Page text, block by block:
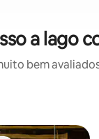
a lago
bem